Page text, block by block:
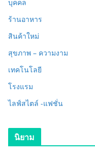
บุคคล
ร้านอาหาร
สินค้าใหม่
สุขภาพ – ความงาม
เทคโนโลยี
โรงแรม
ไลฟ์สไตล์ -แฟชั่น
นิยาม